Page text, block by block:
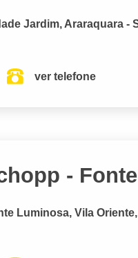
Jardim, Araraquara -
ver telefone
-
Luminosa, Vila